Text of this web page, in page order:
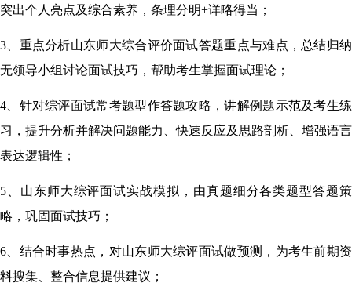
突出个人亮点及综合素养，条理分明+详略得当；
3、 重点分析山东师大综合评价面试答题重点与难点，总结归纳
无领导小组讨论面试技巧，帮助考生掌握面试理论；
4、 针对综评面试常考题型作答题攻略，讲解例题示范及考生练
习，提升分析并解决问题能力、快速反应及思路剖析、增强语言
表达逻辑性；
5、 山东师大综评面试实战模拟，由真题细分各类题型答题策
略，巩固面试技巧；
6、 结合时事热点，对山东师大综评面试做预测，为考生前期资
料搜集、整合信息提供建议；